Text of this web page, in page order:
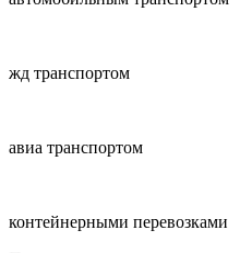
жд транспортом
авиа транспортом
контейнерными перевозками